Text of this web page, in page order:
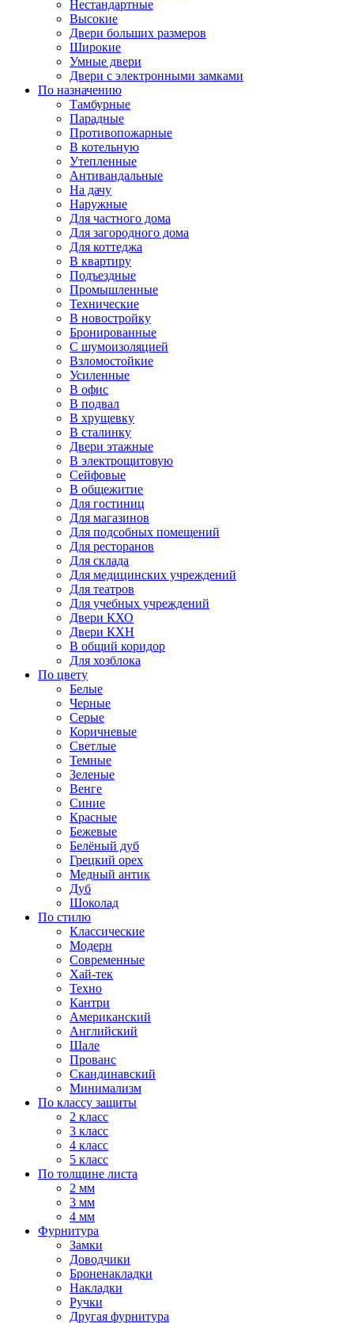
Нестандартные
Высокие
Двери больших размеров
Широкие
Умные двери
Двери с электронными замками
По назначению
Тамбурные
Парадные
Противопожарные
В котельную
Утепленные
Антивандальные
На дачу
Наружные
Для частного дома
Для загородного дома
Для коттеджа
В квартиру
Подъездные
Промышленные
Технические
В новостройку
Бронированные
С шумоизоляцией
Взломостойкие
Усиленные
В офис
В подвал
В хрущевку
В сталинку
Двери этажные
В электрощитовую
Сейфовые
В общежитие
Для гостиниц
Для магазинов
Для подсобных помещений
Для ресторанов
Для склада
Для медицинских учреждений
Для театров
Для учебных учреждений
Двери КХО
Двери КХН
В общий коридор
Для хозблока
По цвету
Белые
Черные
Серые
Коричневые
Светлые
Темные
Зеленые
Венге
Синие
Красные
Бежевые
Белёный дуб
Грецкий орех
Медный антик
Дуб
Шоколад
По стилю
Классические
Модерн
Современные
Хай-тек
Техно
Кантри
Американский
Английский
Шале
Прованс
Скандинавский
Минимализм
По классу защиты
2 класс
3 класс
4 класс
5 класс
По толщине листа
2 мм
3 мм
4 мм
Фурнитура
Замки
Доводчики
Броненакладки
Накладки
Ручки
Другая фурнитура